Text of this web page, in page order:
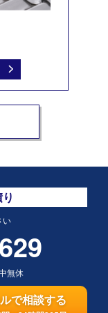
い
無休
で相談する